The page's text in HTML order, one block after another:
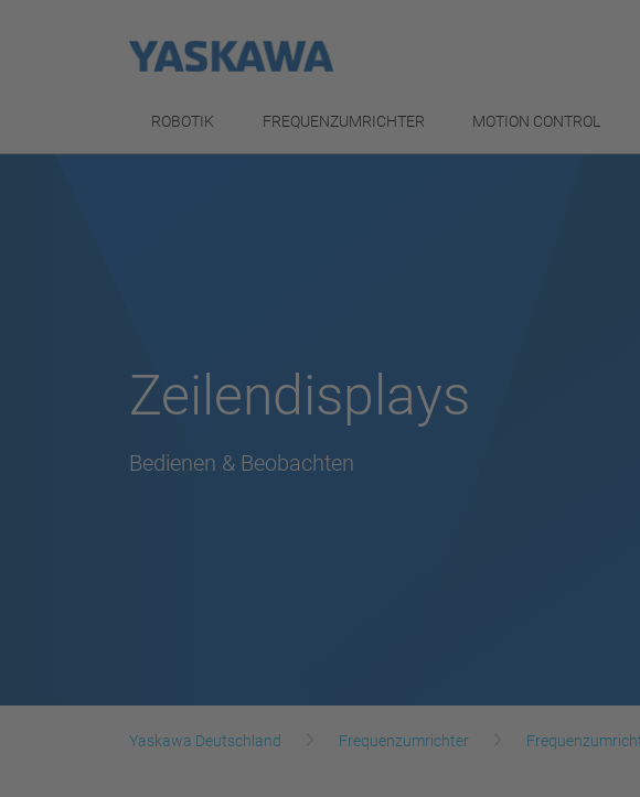
ROBOTIK FREQUENZUMRICHTER MOTION CONTROL
Zeilendisplays
Bedienen & Beobachten
Yaskawa Deutschland Frequenzumrichter